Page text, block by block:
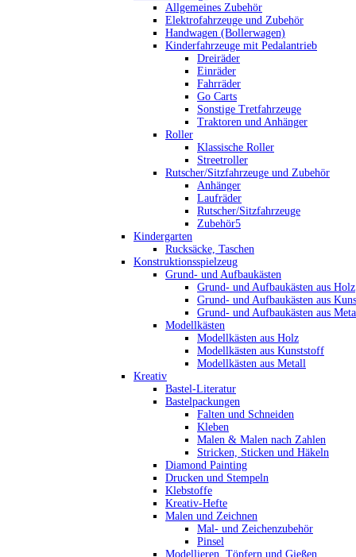
Allgemeines Zubehör
Elektrofahrzeuge und Zubehör
Handwagen (Bollerwagen)
Kinderfahrzeuge mit Pedalantrieb
Dreiräder
Einräder
Fahrräder
Go Carts
Sonstige Tretfahrzeuge
Traktoren und Anhänger
Roller
Klassische Roller
Streetroller
Rutscher/Sitzfahrzeuge und Zubehör
Anhänger
Laufräder
Rutscher/Sitzfahrzeuge
Zubehör5
Kindergarten
Rucksäcke, Taschen
Konstruktionsspielzeug
Grund- und Aufbaukästen
Grund- und Aufbaukästen aus Holz
Grund- und Aufbaukästen aus
Grund- und Aufbaukästen aus
Modellkästen
Modellkästen aus Holz
Modellkästen aus Kunststoff
Modellkästen aus Metall
Kreativ
Bastel-Literatur
Bastelpackungen
Falten und Schneiden
Kleben
Malen & Malen nach Zahlen
Stricken, Sticken und Häkeln
Diamond Painting
Drucken und Stempeln
Klebstoffe
Kreativ-Hefte
Malen und Zeichnen
Mal- und Zeichenzubehör
Pinsel
Modellieren, Töpfern und Gießen